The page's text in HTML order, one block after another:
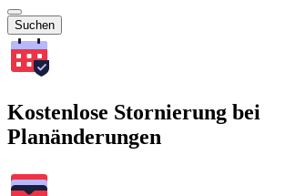
Suchen
Kostenlose Stornierung bei
Planänderungen